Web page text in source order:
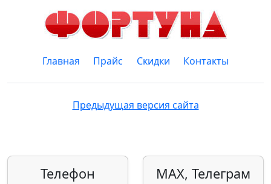
Главная Прайс Скидки Контакты
Предыдущая версия сайта
Телефон MAX, Телеграм